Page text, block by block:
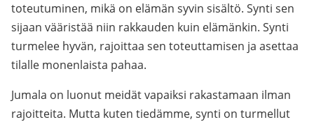
toteutuminen, mikä on elämän syvin sisältö. Synti sen
sijaan vääristää niin rakkauden kuin elämänkin. Synti
turmelee hyvän, rajoittaa sen toteuttamisen ja asettaa
tilalle monenlaista pahaa.
Jumala on luonut meidät vapaiksi rakastamaan ilman
rajoitteita. Mutta kuten tiedämme, synti on turmellut